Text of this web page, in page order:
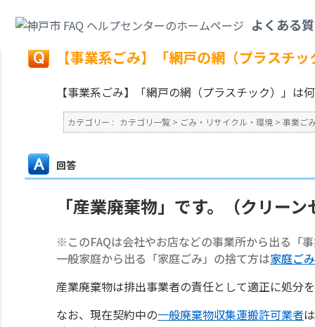
よくある
戻る
【事業系ごみ】「網戸の網（プラスチ
【事業系ごみ】「網戸の網（プラスチック）」は
カテゴリー : カテゴリ一覧 > ごみ・リサイクル・環境 > 事業ご
回答
「産業廃棄物」です。（クリー
※このFAQは会社やお店などの事業所から出る「
一般家庭から出る「家庭ごみ」の捨て方は家庭ご
産業廃棄物は排出事業者の責任として適正に処分
なお、現在契約中の一般廃棄物収集運搬許可業者